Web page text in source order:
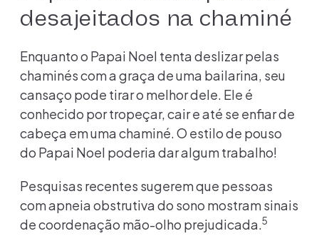
desajeitados na chaminé
Enquanto o Papai Noel tenta deslizar pelas
chaminés com a graça de uma bailarina, seu
cansaço pode tirar o melhor dele. Ele é
conhecido por tropeçar, cair e até se enfiar de
cabeça em uma chaminé. O estilo de pouso
do Papai Noel poderia dar algum trabalho!
Pesquisas recentes sugerem que pessoas
com apneia obstrutiva do sono mostram sinais
de coordenação mão-olho prejudicada. 5